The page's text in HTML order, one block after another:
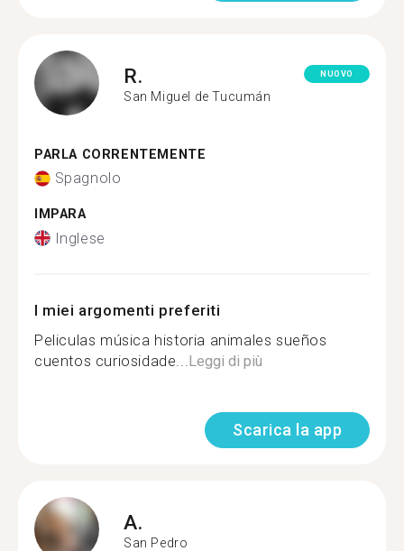
R.
San Miguel de Tucumán
NUOVO
PARLA CORRENTEMENTE
Spagnolo
IMPARA
Inglese
I miei argomenti preferiti
Peliculas música historia animales sueños
cuentos curiosidade... Leggi di più
Scarica la app
A.
San Pedro